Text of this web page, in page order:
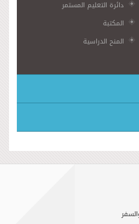
دائرة التعليم المستمر
المكتبة
المنح الدراسية